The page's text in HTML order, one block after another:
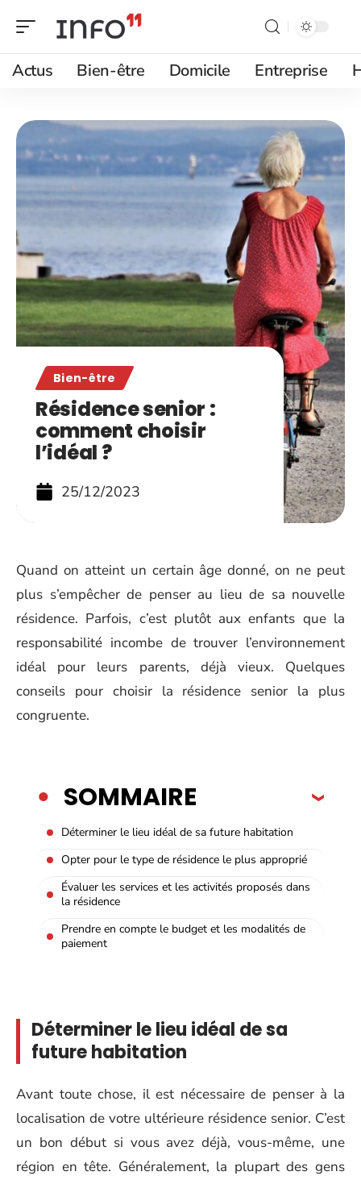
Actus Bien-être Domicile Entreprise
Bien-être
Résidence senior :
comment choisir
l’idéal ?
25/12/2023
Quand on atteint un certain âge donné, on ne peut
plus s’empêcher de penser au lieu de sa nouvelle
résidence. Parfois, c’est plutôt aux enfants que la
responsabilité incombe de trouver l’environnement
idéal pour leurs parents, déjà vieux. Quelques
conseils pour choisir la résidence senior la plus
congruente.
SOMMAIRE
Déterminer le lieu idéal de sa future habitation
Opter pour le type de résidence le plus approprié
Évaluer les services et les activités proposés dans
la résidence
Prendre en compte le budget et les modalités de
paiement
Déterminer le lieu idéal de sa
future habitation
Avant toute chose, il est nécessaire de penser à la
localisation de votre ultérieure résidence senior. C’est
un bon début si vous avez déjà, vous-même, une
région en tête. Généralement, la plupart des gens